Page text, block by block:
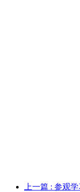
上一篇 : 参观